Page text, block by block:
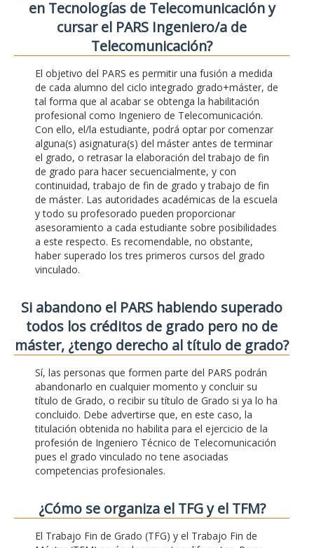
en Tecnologías de Telecomunicación y
cursar el PARS Ingeniero/a de
Telecomunicación?
El objetivo del PARS es permitir una fusión a medida
de cada alumno del ciclo integrado grado+máster, de
tal forma que al acabar se obtenga la habilitación
profesional como Ingeniero de Telecomunicación.
Con ello, el/la estudiante, podrá optar por comenzar
alguna(s) asignatura(s) del máster antes de terminar
el grado, o retrasar la elaboración del trabajo de fin
de grado para hacer secuencialmente, y con
continuidad, trabajo de fin de grado y trabajo de fin
de máster. Las autoridades académicas de la escuela
y todo su profesorado pueden proporcionar
asesoramiento a cada estudiante sobre posibilidades
a este respecto. Es recomendable, no obstante,
haber superado los tres primeros cursos del grado
vinculado.
Si abandono el PARS habiendo superado
todos los créditos de grado pero no de
máster, ¿tengo derecho al título de grado?
Sí, las personas que formen parte del PARS podrán
abandonarlo en cualquier momento y concluir su
título de Grado, o recibir su título de Grado si ya lo ha
concluido. Debe advertirse que, en este caso, la
titulación obtenida no habilita para el ejercicio de la
profesión de Ingeniero Técnico de Telecomunicación
pues el grado vinculado no tene asociadas
competencias profesionales.
¿Cómo se organiza el TFG y el TFM?
El Trabajo Fin de Grado (TFG) y el Trabajo Fin de